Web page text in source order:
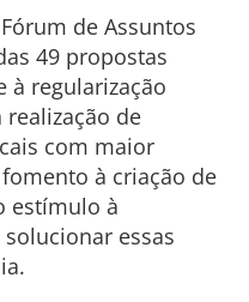
de Assuntos
49 propostas
à regularização
de
com maior
à criação de
estímulo à
essas